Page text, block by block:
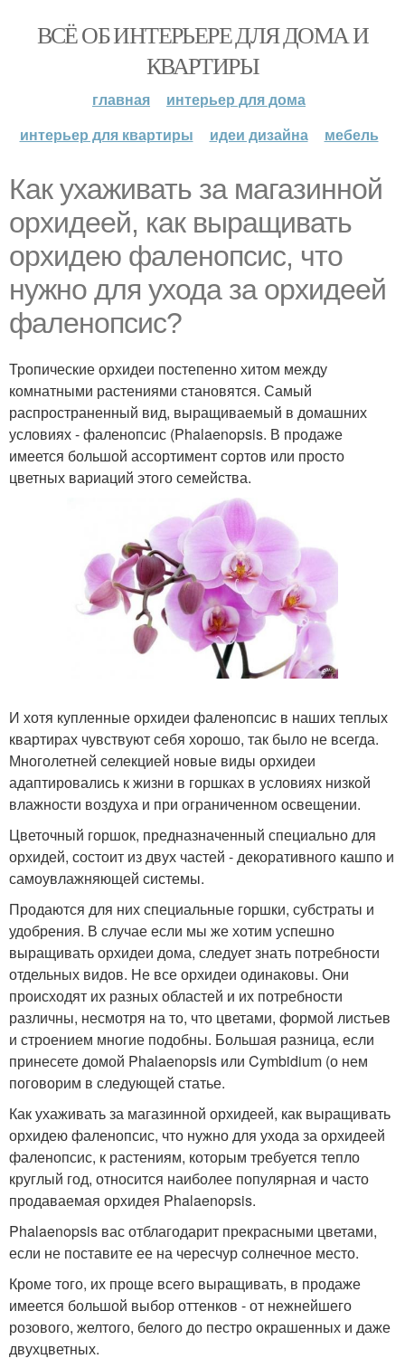
ВСЁ ОБ ИНТЕРЬЕРЕ ДЛЯ ДОМА И
КВАРТИРЫ
главная
интерьер для дома
интерьер для квартиры
идеи дизайна мебель
Как ухаживать за магазинной
орхидеей, как выращивать
орхидею фаленопсис, что
нужно для ухода за орхидеей
фаленопсис?
Тропические орхидеи постепенно хитом между
комнатными растениями становятся. Самый
распространенный вид, выращиваемый в домашних
условиях - фаленопсис (Phalaenopsis. В продаже
имеется большой ассортимент сортов или просто
цветных вариаций этого семейства.
И хотя купленные орхидеи фаленопсис в наших теплых
квартирах чувствуют себя хорошо, так было не всегда.
Многолетней селекцией новые виды орхидеи
адаптировались к жизни в горшках в условиях низкой
влажности воздуха и при ограниченном освещении.
Цветочный горшок, предназначенный специально для
орхидей, состоит из двух частей - декоративного кашпо и
самоувлажняющей системы.
Продаются для них специальные горшки, субстраты и
удобрения. В случае если мы же хотим успешно
выращивать орхидеи дома, следует знать потребности
отдельных видов. Не все орхидеи одинаковы. Они
происходят их разных областей и их потребности
различны, несмотря на то, что цветами, формой листьев
и строением многие подобны. Большая разница, если
принесете домой Phalaenopsis или Cymbidium (о нем
поговорим в следующей статье.
Как ухаживать за магазинной орхидеей, как выращивать
орхидею фаленопсис, что нужно для ухода за орхидеей
фаленопсис, к растениям, которым требуется тепло
круглый год, относится наиболее популярная и часто
продаваемая орхидея Phalaenopsis.
Phalaenopsis вас отблагодарит прекрасными цветами,
если не поставите ее на чересчур солнечное место.
Кроме того, их проще всего выращивать, в продаже
имеется большой выбор оттенков - от нежнейшего
розового, желтого, белого до пестро окрашенных и даже
двухцветных.